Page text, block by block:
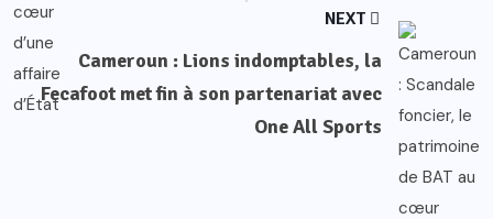
NEXT
Cameroun : Lions indomptables, la
Fecafoot met fin à son partenariat avec
One All Sports